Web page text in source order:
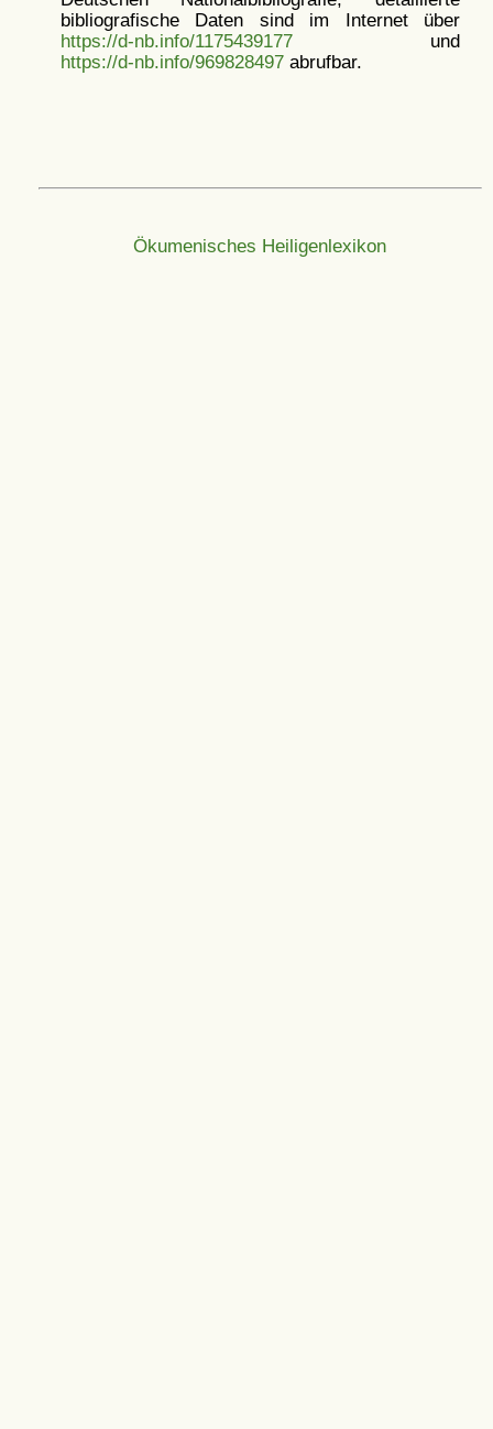
bibliografische Daten sind im Internet über
https://d-nb.info/1175439177und
https://d-nb.info/969828497abrufbar.
Ökumenisches Heiligenlexikon